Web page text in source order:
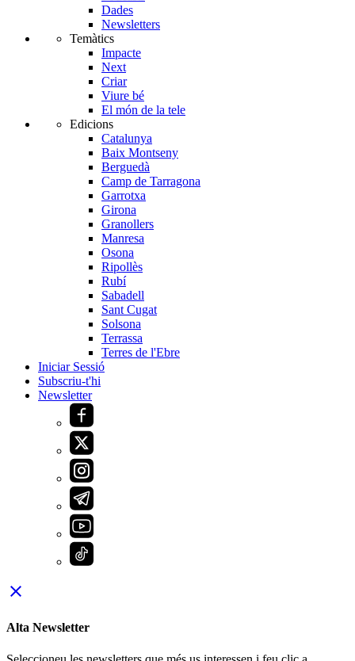
Dades
Newsletters
Temàtics
Impacte
Next
Criar
Viure bé
El món de la tele
Edicions
Catalunya
Baix Montseny
Berguedà
Camp de Tarragona
Garrotxa
Girona
Granollers
Manresa
Osona
Ripollès
Rubí
Sabadell
Sant Cugat
Solsona
Terrassa
Terres de l'Ebre
Iniciar Sessió
Subscriu-t'hi
Newsletter
close
Alta Newsletter